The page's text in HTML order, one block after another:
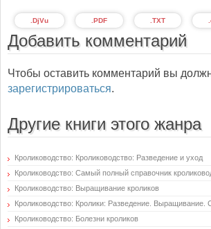
.TXT
.PDF
.DjVu
Добавить комментарий
Чтобы оставить комментарий вы
зарегистрироваться.
Другие книги этого жанра
Кролиководство: Кролиководство: Разведение и уход
Кролиководство: Самый полный справочник
Кролиководство: Выращивание кроликов
Кролиководство: Кролики: Разведение. Выращивание.
Кролиководство: Болезни кроликов